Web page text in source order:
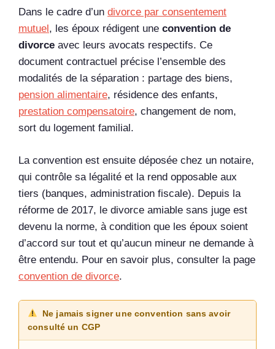
Dans le cadre d’un divorce par consentement
mutuel, les époux rédigent une convention de
divorce avec leurs avocats respectifs. Ce
document contractuel précise l’ensemble des
modalités de la séparation : partage des biens,
pension alimentaire, résidence des enfants,
prestation compensatoire, changement de nom,
sort du logement familial.
La convention est ensuite déposée chez un notaire,
qui contrôle sa légalité et la rend opposable aux
tiers (banques, administration fiscale). Depuis la
réforme de 2017, le divorce amiable sans juge est
devenu la norme, à condition que les époux soient
d’accord sur tout et qu’aucun mineur ne demande à
être entendu. Pour en savoir plus, consulter la page
convention de divorce.
Ne jamais signer une convention sans avoir
consulté un CGP